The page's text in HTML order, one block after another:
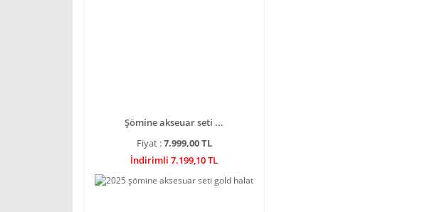
Şömine akseuar seti ...
Fiyat :7.999,00 TL
İndirimli 7.199,10 TL